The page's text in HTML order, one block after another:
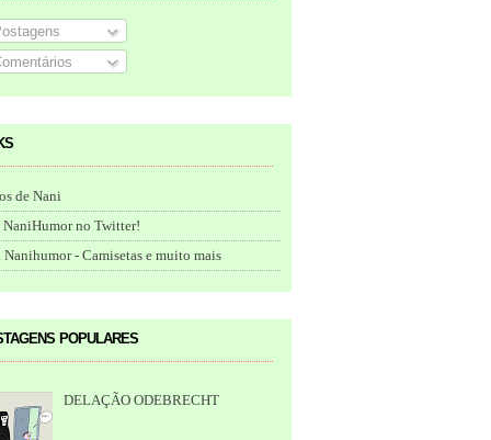
de Nani
NaniHumor no Twitter!
- Camisetas e muito mais
populares
DELAÇÃO ODEBRECHT